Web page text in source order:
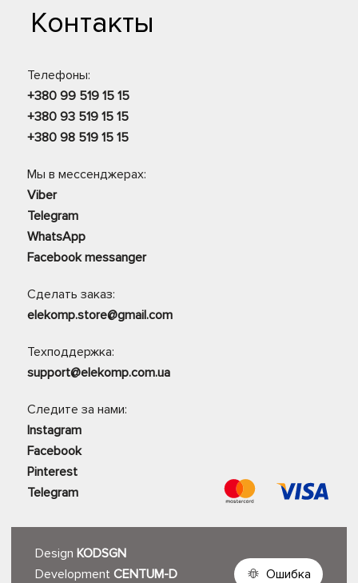
Контакты
Телефоны:
+380 99 519 15 15
+380 93 519 15 15
+380 98 519 15 15
Мы в мессенджерах:
Viber
Telegram
WhatsApp
Facebook messanger
Сделать заказ:
elekomp.store@gmail.com
Техподдержка:
support@elekomp.com.ua
Следите за нами:
Instagram
Facebook
Pinterest
Telegram
Design KODSGN
Development CENTUM-D Ошибка